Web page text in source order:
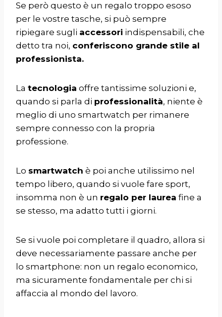
Se però questo è un regalo troppo esoso
per le vostre tasche, si può sempre
ripiegare sugli accessori indispensabili, che
detto tra noi, conferiscono grande stile al
professionista.
La tecnologia offre tantissime soluzioni e,
quando si parla di professionalità, niente è
meglio di uno smartwatch per rimanere
sempre connesso con la propria
professione.
Lo smartwatch è poi anche utilissimo nel
tempo libero, quando si vuole fare sport,
insomma non è un regalo per laurea fine a
se stesso, ma adatto tutti i giorni.
Se si vuole poi completare il quadro, allora si
deve necessariamente passare anche per
lo smartphone: non un regalo economico,
ma sicuramente fondamentale per chi si
affaccia al mondo del lavoro.